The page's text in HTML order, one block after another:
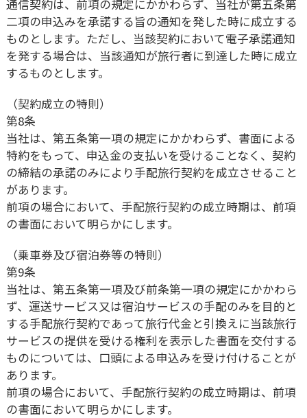
通信契約は、前項の規定にかかわらず、当社が第五条第
二項の申込みを承諾する旨の通知を発した時に成立する
ものとします。ただし、当該契約において電子承諾通知
を発する場合は、当該通知が旅行者に到達した時に成立
するものとします。
（契約成立の特則）
第8条
当社は、第五条第一項の規定にかかわらず、書面による
特約をもって、申込金の支払いを受けることなく、契約
の締結の承諾のみにより手配旅行契約を成立させること
があります。
前項の場合において、手配旅行契約の成立時期は、前項
の書面において明らかにします。
（乗車券及び宿泊券等の特則）
第9条
当社は、第五条第一項及び前条第一項の規定にかかわら
ず、運送サービス又は宿泊サービスの手配のみを目的と
する手配旅行契約であって旅行代金と引換えに当該旅行
サービスの提供を受ける権利を表示した書面を交付する
ものについては、口頭による申込みを受け付けることが
あります。
前項の場合において、手配旅行契約の成立時期は、前項
の書面において明らかにします。